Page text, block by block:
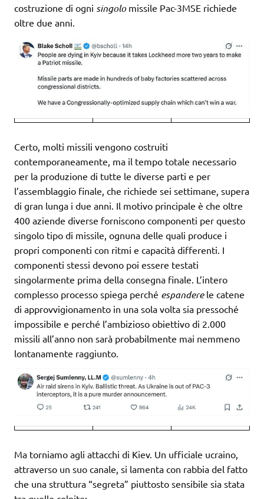
costruzione di ogni singolomissile Pac-3MSE richiede
oltre due anni.
Certo, molti missili vengono costruiti
contemporaneamente, ma il tempo totale necessario
per la produzione di tutte le diverse parti e per
l’assemblaggio finale, che richiede sei settimane, supera
di gran lunga i due anni. Il motivo principale è che oltre
400 aziende diverse forniscono componenti per questo
singolo tipo di missile, ognuna delle quali produce i
propri componenti con ritmi e capacità differenti. I
componenti stessi devono poi essere testati
singolarmente prima della consegna finale. L’intero
complesso processo spiega perché espanderele catene
di approvvigionamento in una sola volta sia pressoché
impossibile e perché l’ambizioso obiettivo di 2.000
missili all’anno non sarà probabilmente mai nemmeno
lontanamente raggiunto.
Ma torniamo agli attacchi di Kiev. Un ufficiale ucraino,
attraverso un suo canale, si lamenta con rabbia del fatto
che una struttura “segreta” piuttosto sensibile sia stata